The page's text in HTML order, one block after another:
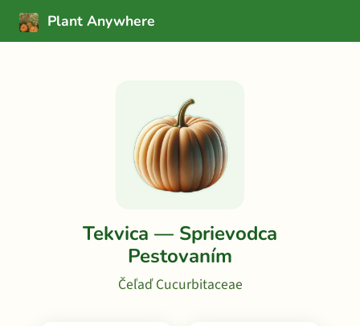
Plant Anywhere
Tekvica — Sprievodca
Pestovaním
Čeľaď Cucurbitaceae